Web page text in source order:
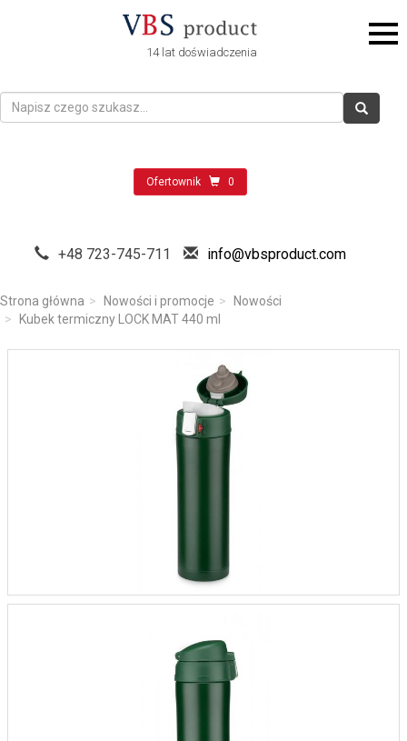
14 lat doświadczenia
Ofertownik 0
+48 723-745-711 info@vbsproduct.com
Strona główna Nowości i promocje
Nowości
Kubek termiczny LOCK MAT 440 ml